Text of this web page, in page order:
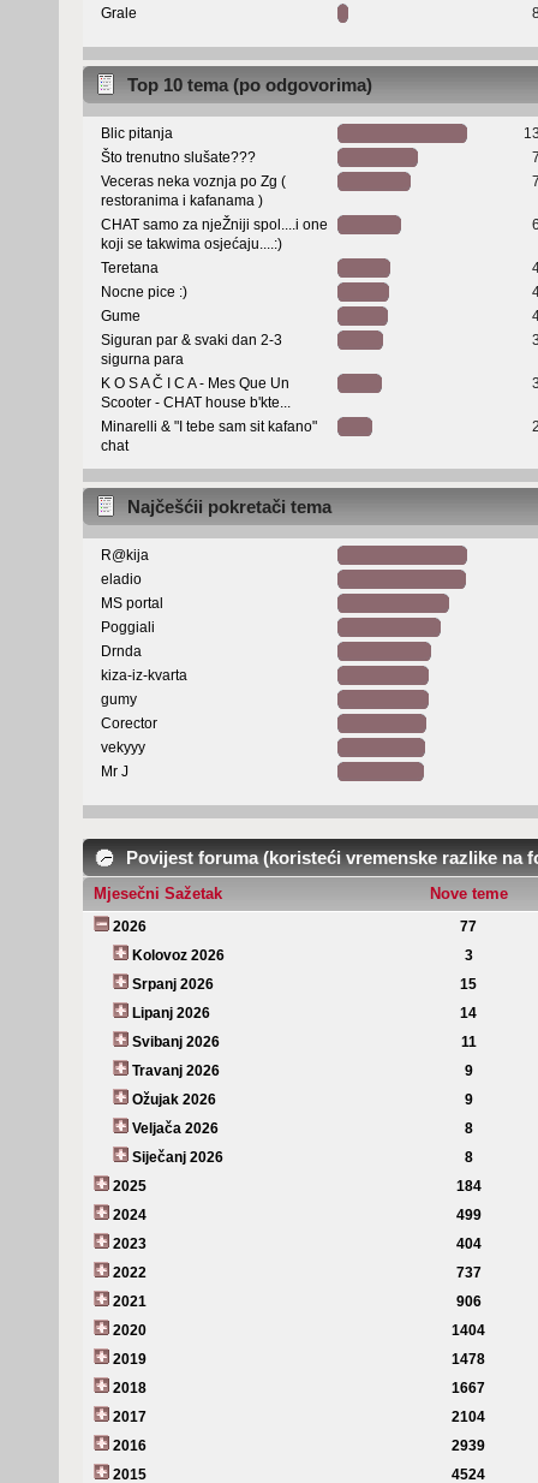
Grale
Top 10 tema (po odgovorima)
Blic pitanja
Što trenutno slušate???
Veceras neka voznja po Zg (
restoranima i kafanama )
CHAT samo za njeŽniji spol....i one
koji se takwima osjećaju....:)
Teretana
Nocne pice :)
Gume
Siguran par & svaki dan 2-3
sigurna para
K O S A Č I C A - Mes Que Un
Scooter - CHAT house b'kte...
Minarelli & "I tebe sam sit kafano"
chat
Najčešćii pokretači tema
R@kija
eladio
MS portal
Poggiali
Drnda
kiza-iz-kvarta
gumy
Corector
vekyyy
Mr J
Povijest foruma (koristeći vremenske razlike na
Mjesečni Sažetak Nove teme
2026
77
Kolovoz 2026
3
Srpanj 2026
15
Lipanj 2026
14
Svibanj 2026
11
Travanj 2026
9
Ožujak 2026
9
Veljača 2026
8
Siječanj 2026
8
2025
184
2024
499
2023
404
2022
737
2021
906
2020
1404
2019
1478
2018
1667
2017
2104
2016
2939
2015
4524